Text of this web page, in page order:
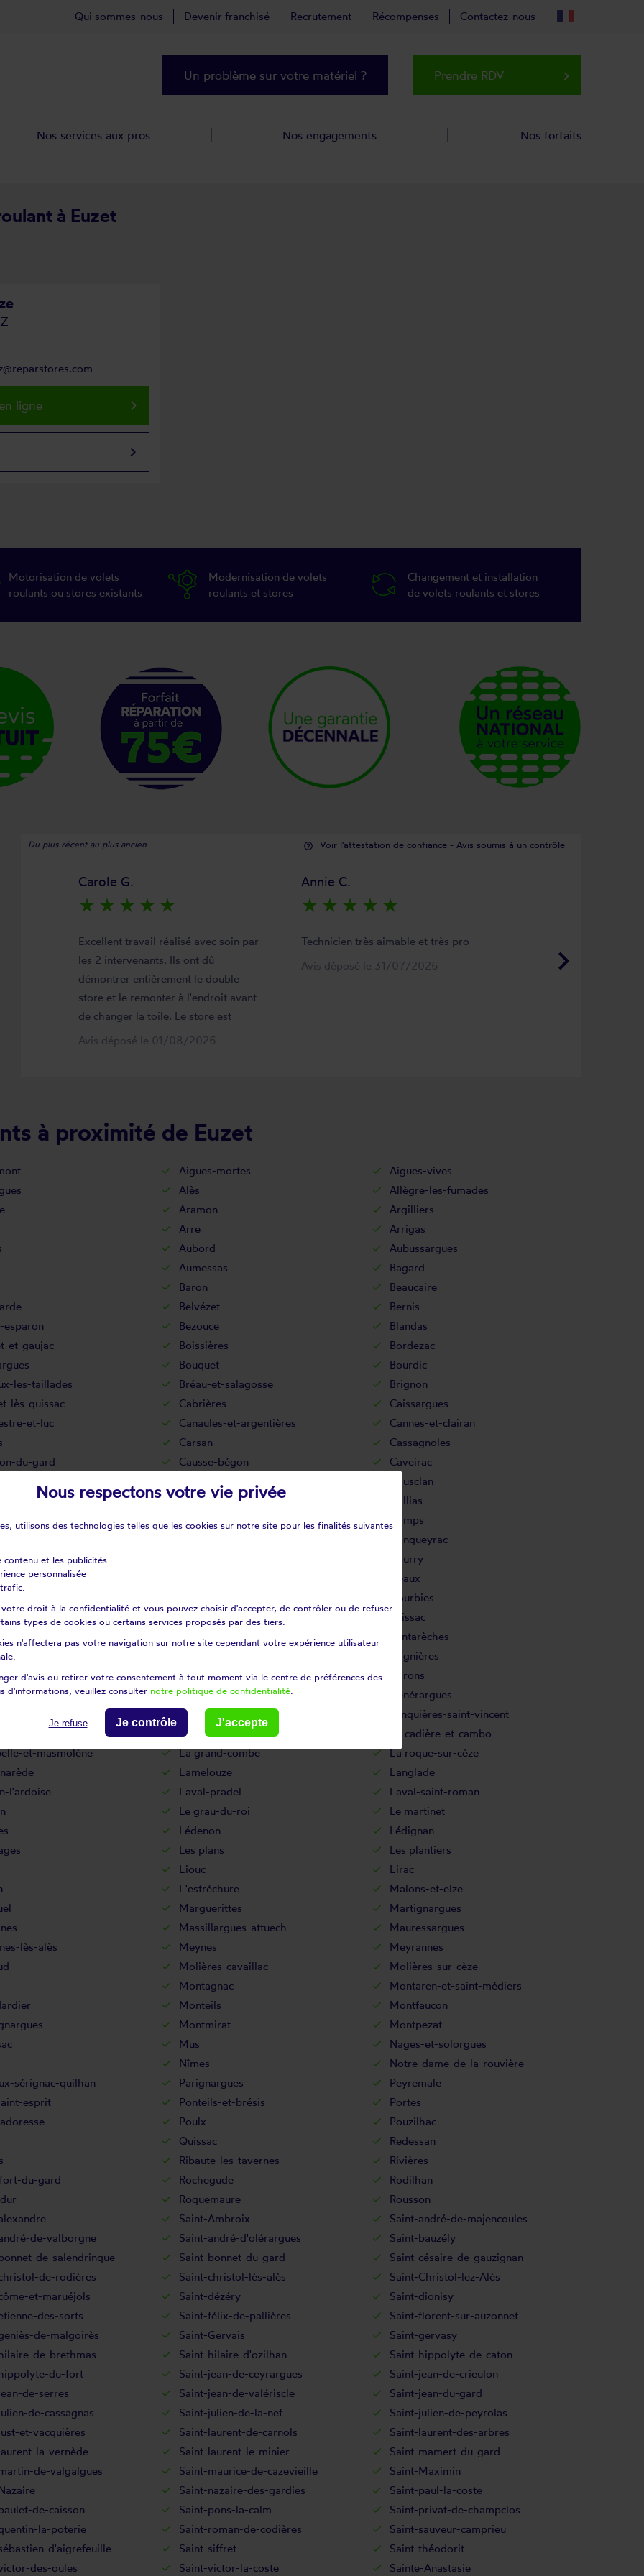
à Euzet
ligne keyboard_arrow_right
keyboard_arrow_right
Motorisation de volets
roulants ou stores existants
Modernisation de volets
roulants et stores
Changement et installation
de volets roulants et stores
Du plus récent au plus ancien help_outline Voir l'attestation de confiance - Avis soumis à un contrôle
keyboard_arrow_right
Carole G.
star_rate star_rate star_rate star_rate star_rate
Excellent travail réalisé avec soin par
les 2 intervenants. Ils ont dû
démontrer entièrement le double
store et le remonter à l'endroit avant
de changer la toile. Le store est
maintenant comme neuf, parfaitement
Avis déposé le 01/08/2026
Annie C.
star_rate star_rate star_rate star_rate star_rate
Technicien très aimable et très pro
Avis déposé le 31/07/2026
à proximité de Euzet
Aigues-mortes
Aigues-vives
Alès
Allègre-les-fumades
Aramon
Argilliers
Arre
Arrigas
Aubord
Aubussargues
Aumessas
Bagard
Baron
Beaucaire
Belvézet
Bernis
esparon Bezouce
Blandas
et-gaujac Boissières
Bordezac
Bouquet
Bourdic
les-taillades Bréau-et-salagosse
Brignon
lès-quissac Cabrières
Caissargues
et-luc Canaules-et-argentières
Cannes-et-clairan
Carsan
Cassagnoles
du-gard Causse-bégon
Caveirac
Chusclan
Codolet
Collias
Combas
Comps
Conqueyrac
Courry
Deaux
Dourbies
Foissac
lussan Fontanès
Fontarèches
Gagnières
Gallargues-le-montueux
Garons
Générac
Générargues
Issirac
Jonquières-saint-vincent
La bruguière
La cadière-et-cambo
et-masmolène La grand-combe
La roque-sur-cèze
Lamelouze
Langlade
l'ardoise Laval-pradel
Laval-saint-roman
Le grau-du-roi
Le martinet
Lédenon
Lédignan
Les plans
Les plantiers
Liouc
Lirac
L'estréchure
Malons-et-elze
Marguerittes
Martignargues
Massillargues-attuech
Mauressargues
lès-alès Meynes
Meyrannes
Molières-cavaillac
Molières-sur-cèze
Montagnac
Montaren-et-saint-médiers
Monteils
Montfaucon
Montmirat
Montpezat
Mus
Nages-et-solorgues
Nîmes
Notre-dame-de-la-rouvière
sérignac-quilhan Parignargues
Peyremale
esprit Ponteils-et-brésis
Portes
Poulx
Pouzilhac
Quissac
Redessan
Ribaute-les-tavernes
Rivières
du-gard Rochegude
Rodilhan
Roquemaure
Rousson
Saint-Ambroix
Saint-andré-de-majencoules
de-valborgne Saint-andré-d'olérargues
Saint-bauzély
de-salendrinque Saint-bonnet-du-gard
Saint-césaire-de-gauzignan
de-rodières Saint-christol-lès-alès
Saint-Christol-lez-Alès
et-maruéjols Saint-dézéry
Saint-dionisy
des-sorts Saint-félix-de-pallières
Saint-florent-sur-auzonnet
de-malgoirès Saint-Gervais
Saint-gervasy
de-brethmas Saint-hilaire-d'ozilhan
Saint-hippolyte-de-caton
du-fort Saint-jean-de-ceyrargues
Saint-jean-de-crieulon
de-serres Saint-jean-de-valériscle
Saint-jean-du-gard
de-cassagnas Saint-julien-de-la-nef
Saint-julien-de-peyrolas
et-vacquières Saint-laurent-de-carnols
Saint-laurent-des-arbres
la-vernède Saint-laurent-le-minier
Saint-mamert-du-gard
de-valgalgues Saint-maurice-de-cazevieille
Saint-Maximin
Saint-nazaire-des-gardies
Saint-paul-la-coste
de-caisson Saint-pons-la-calm
Saint-privat-de-champclos
la-poterie Saint-roman-de-codières
Saint-sauveur-camprieu
d'aigrefeuille Saint-siffret
Saint-théodorit
des-oules Saint-victor-la-coste Sainte-Anastasie
Qui sommes-nous Devenir franchisé Recrutement Récompenses Contactez-nous
Un problème sur votre matériel ? Prendre RDV keyboard_arrow_right
Nos services aux pros Nos engagements Nos forfaits
Nous respectons votre vie privée
utilisons des technologies telles que les cookies sur notre site pour les finalités suivantes
contenu et les publicités
personnalisée
votre droit à la confidentialité et vous pouvez choisir d'accepter, de contrôler ou de refuser
types de cookies ou certains services proposés par des tiers.
n'affectera pas votre navigation sur notre site cependant votre expérience utilisateur
d'avis ou retirer votre consentement à tout moment via le centre de préférences des
d'informations, veuillez consulter notre politique de confidentialité
Je refuse Je contrôle J'accepte